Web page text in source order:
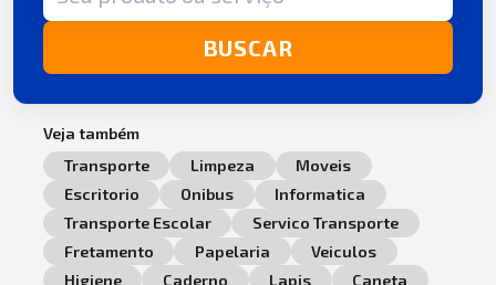
BUSCAR
Veja também
Transporte
Limpeza
Moveis
Escritorio
Onibus
Informatica
Transporte Escolar
Servico Transporte
Fretamento
Papelaria
Veiculos
Higiene
Caderno Lapis
Caneta